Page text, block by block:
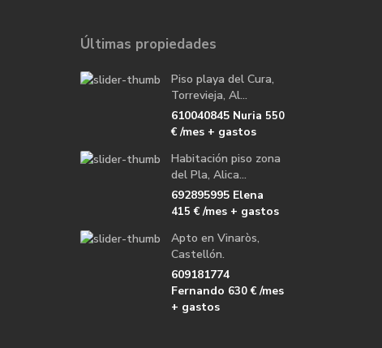
Últimas propiedades
Piso playa del Cura,
Torrevieja, Al...
610040845 Nuria 550
€/mes + gastos
Habitación piso zona
del Pla, Alica...
692895995 Elena
415 €/mes + gastos
Apto en Vinaròs,
Castellón.
609181774
Fernando 630 €/mes
+ gastos